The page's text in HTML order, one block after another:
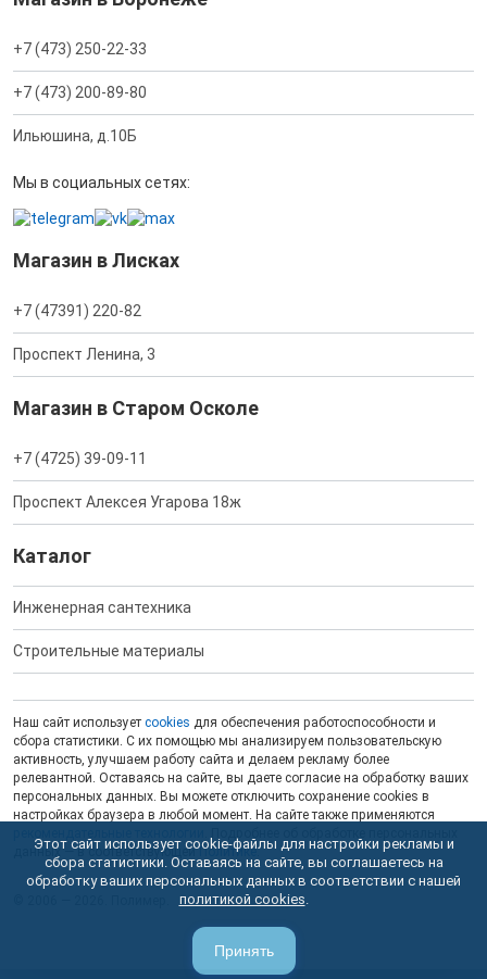
+7 (473) 250-22-33
+7 (473) 200-89-80
Ильюшина, д.10Б
Мы в социальных сетях:
Магазин в Лисках
+7 (47391) 220-82
Проспект Ленина, 3
Магазин в Старом Осколе
+7 (4725) 39-09-11
Проспект Алексея Угарова 18ж
Каталог
Инженерная сантехника
Строительные материалы
Наш сайт использует cookies для обеспечения работоспособности и
сбора статистики. С их помощью мы анализируем пользовательскую
активность, улучшаем работу сайта и делаем рекламу более
релевантной. Оставаясь на сайте, вы даете согласие на обработку ваших
персональных данных. Вы можете отключить сохранение cookies в
настройках браузера в любой момент. На сайте также применяются
данных — в соответствующейПолитике.
Этот сайт использует cookie-файлы для настройки рекламы и
сбора статистики. Оставаясь на сайте, вы соглашаетесь на
обработку ваших персональных данных в соответствии с нашей
политикой cookies.
Принять